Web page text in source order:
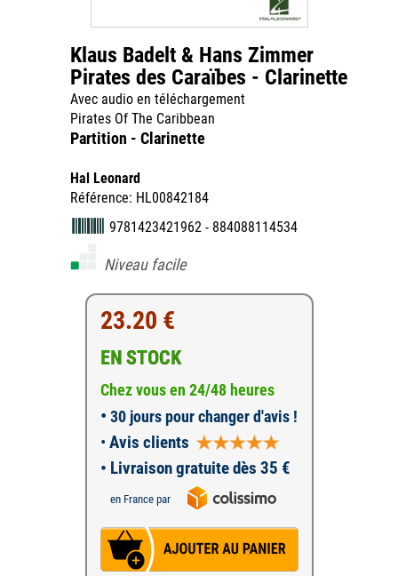
Klaus Badelt & Hans Zimmer
Pirates des Caraïbes - Clarinette
Avec audio en téléchargement
Pirates Of The Caribbean
Partition - Clarinette
Hal Leonard
Référence: HL00842184
9781423421962 - 884088114534
Niveau facile
23.20 €
EN STOCK
Chez vous en 24/48 heures
• 30 jours pour changer d'avis !
• Avis clients
• Livraison gratuite dès 35 €
en France par